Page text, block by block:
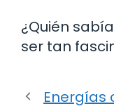
¿Quién
ser tan
Energías